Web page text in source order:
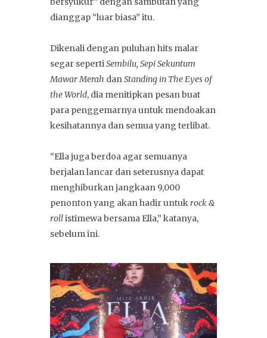
dianggap “luar biasa” itu.
Dikenali dengan puluhan hits malar
segar sepertiSembilu, Sepi Sekuntum
Mawar Merah danStanding in The Eyes of
the World, dia menitipkan pesan buat
para penggemarnya untuk mendoakan
kesihatannya dan semua yang terlibat.
“Ella juga berdoa agar semuanya
berjalan lancar dan seterusnya dapat
menghiburkan jangkaan 9,000
penonton yang akan hadir untukrock &
rollistimewa bersama Ella,” katanya,
sebelum ini.